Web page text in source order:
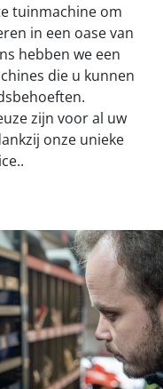
tuinmachine om
in een oase van
hebben we een
die u kunnen
zijn voor al uw
onze unieke